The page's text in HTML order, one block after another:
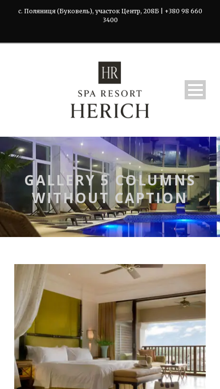
с. Поляниця (Буковель), участок Центр, 208Б | +380 98 660
3400
GALLERY 5 COLUMNS
WITHOUT CAPTION